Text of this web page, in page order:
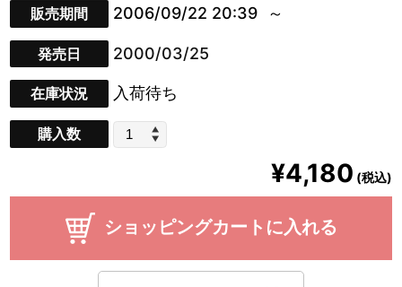
販売期間 2006/09/22 20:39
発売日 2000/03/25
在庫状況 入荷待ち
購入数
¥4,180 (税込)
ショッピングカートに入れる